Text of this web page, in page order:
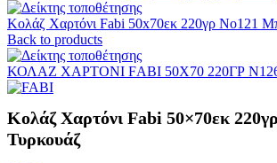
Κολάζ Χαρτόνι Fabi 50x70εκ 220γρ Νο121
Back to products
ΚΟΛΑΖ ΧΑΡΤΟΝΙ FΑΒΙ 50Χ70 220ΓΡ
Κολάζ Χαρτόνι Fabi 50×70εκ
Τυρκουάζ